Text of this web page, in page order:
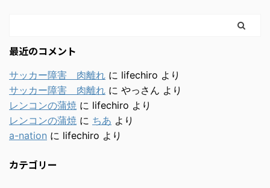
最近のコメント
サッカー障害 肉離れ に lifechiro より
サッカー障害 肉離れ に やっさん より
レンコンの蒲焼 に lifechiro より
レンコンの蒲焼 に ちあ より
a-nation に lifechiro より
カテゴリー